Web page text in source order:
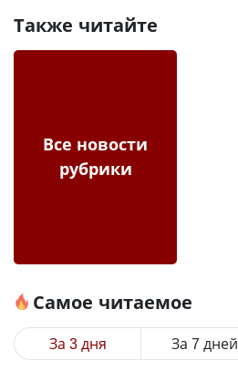
Также читайте
Все новости
рубрики
Самое читаемое
За 3 дня За 7 дней